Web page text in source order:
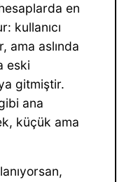
en
kullanıcı
ama aslında
eski
gitmiştir.
ana
küçük ama